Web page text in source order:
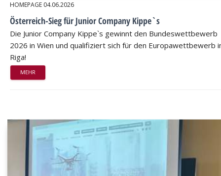
HOMEPAGE 04.06.2026
Österreich-Sieg für Junior Company Kippe`s
Die Junior Company Kippe`s gewinnt den Bundeswettbewerb
2026 in Wien und qualifiziert sich für den Europawettbewerb
Riga!
MEHR